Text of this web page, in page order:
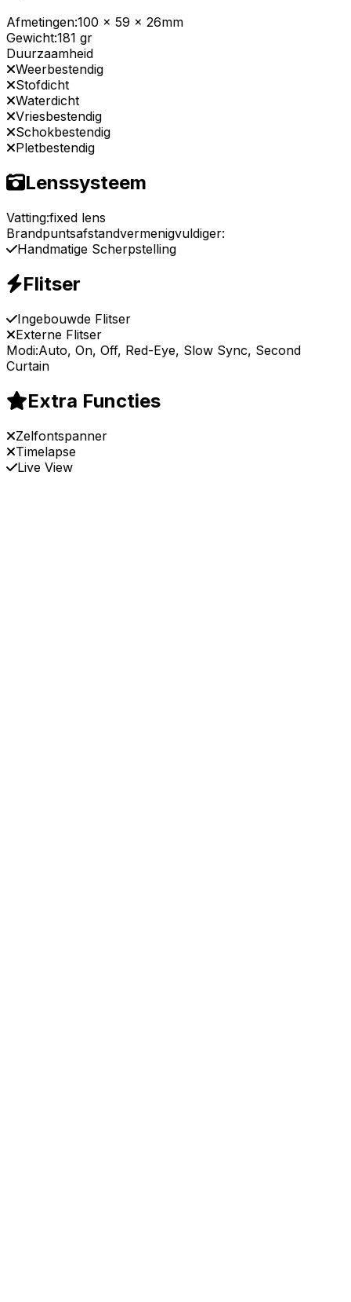
Afmetingen:100 x 59 x 26mm
Gewicht:181 gr
Duurzaamheid
Weerbestendig
Stofdicht
Waterdicht
Vriesbestendig
Schokbestendig
Pletbestendig
Lenssysteem
Vatting:fixed lens
Brandpuntsafstandvermenigvuldiger:
Handmatige Scherpstelling
Flitser
Ingebouwde Flitser
Externe Flitser
Modi:Auto, On, Off, Red-Eye, Slow Sync, Second
Curtain
Extra Functies
Zelfontspanner
Timelapse
Live View